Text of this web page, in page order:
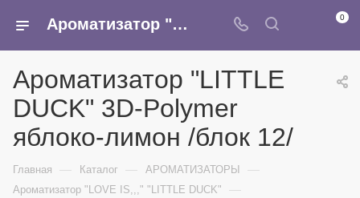
Ароматизатор "LITTLE DUCK" 3D-Polymer яблоко-лимон /блок 12/ - купить в интернет-магазине Армина 0
Ароматизатор "LITTLE
DUCK" 3D-Polymer
яблоко-лимон /блок 12/
Главная — Каталог — АРОМАТИЗАТОРЫ —
Ароматизатор "LOVE IS,,," "LITTLE DUCK" —